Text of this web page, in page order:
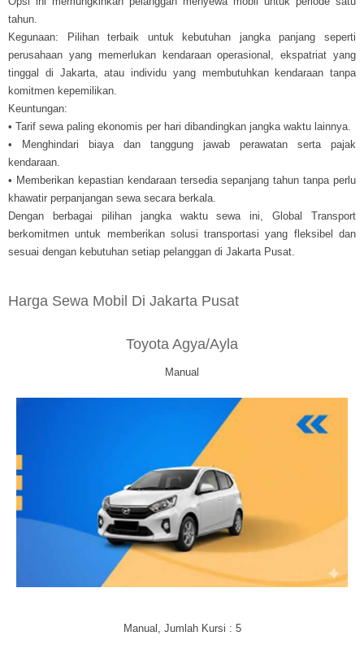
tahun.
Kegunaan: Pilihan terbaik untuk kebutuhan jangka panjang seperti
perusahaan yang memerlukan kendaraan operasional, ekspatriat yang
tinggal di Jakarta, atau individu yang membutuhkan kendaraan tanpa
komitmen kepemilikan.
Keuntungan:
• Tarif sewa paling ekonomis per hari dibandingkan jangka waktu lainnya.
• Menghindari biaya dan tanggung jawab perawatan serta pajak
kendaraan.
• Memberikan kepastian kendaraan tersedia sepanjang tahun tanpa perlu
khawatir perpanjangan sewa secara berkala.
Dengan berbagai pilihan jangka waktu sewa ini, Global Transport
berkomitmen untuk memberikan solusi transportasi yang fleksibel dan
sesuai dengan kebutuhan setiap pelanggan di Jakarta Pusat.
Harga Sewa Mobil Di Jakarta Pusat
Toyota Agya/Ayla
Manual
Manual, Jumlah Kursi : 5